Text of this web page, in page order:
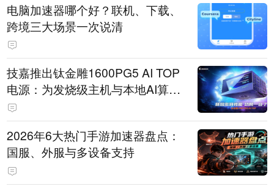
电脑加速器哪个好？联机、下载、
跨境三大场景一次说清
技嘉推出钛金雕1600PG5 AI TOP
电源：为发烧级主机与本地AI算力
打造旗舰供电方案
2026年6大热门手游加速器盘点：
国服、外服与多设备支持